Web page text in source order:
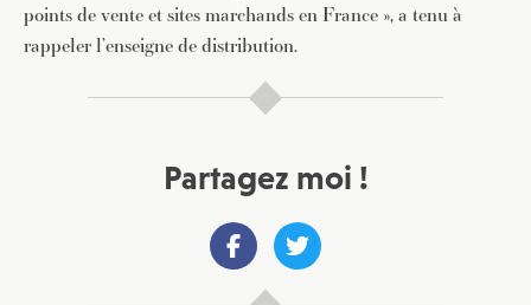
points de vente et sites marchands en France », a tenu à
rappeler l’enseigne de distribution.
Partagez moi !